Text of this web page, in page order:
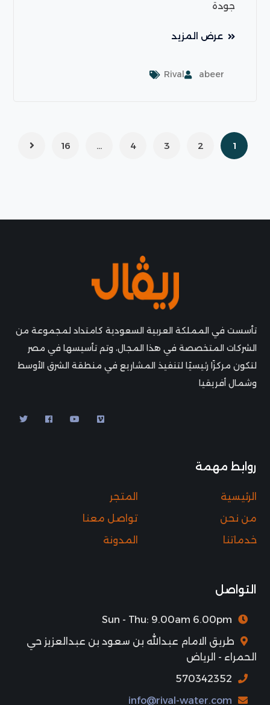
جودة
عرض المزيد
abeer
Rival
1
2
3
4
…
16
تأسست في المملكة العربية السعودية كامتداد لمجموعة من
الشركات المتخصصة في هذا المجال، وتم تأسيسها في مصر
لتكون مركزًا رئيسيًا لتنفيذ المشاريع في منطقة الشرق الأوسط
وشمال أفريقيا
روابط مهمة
المتجر
الرئيسية
تواصل معنا
من نحن
المدونة
خدماتنا
التواصل
Sun - Thu: 9.00am 6.00pm
طريق الامام عبدالله بن سعود بن عبدالعزيز حي
الحمراء - الرياض
570342352
info@rival-water.com